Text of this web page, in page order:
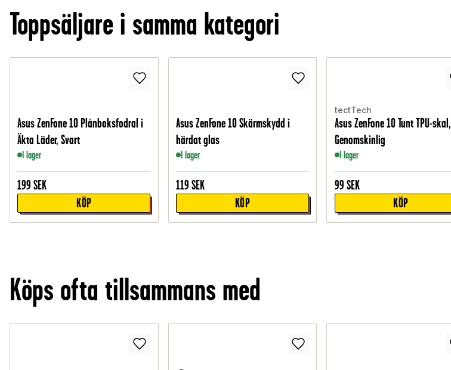
Toppsäljare i samma kategori
Asus ZenFone 10 Plånboksfodral i
Äkta Läder, Svart
I lager
199 SEK
KÖP
Asus ZenFone 10 Skärmskydd i
härdat glas
I lager
119 SEK
KÖP
tectTech
Asus ZenFone 10 Tunt TPU-skal,
Genomskinlig
I lager
99 SEK
KÖP
Köps ofta tillsammans med